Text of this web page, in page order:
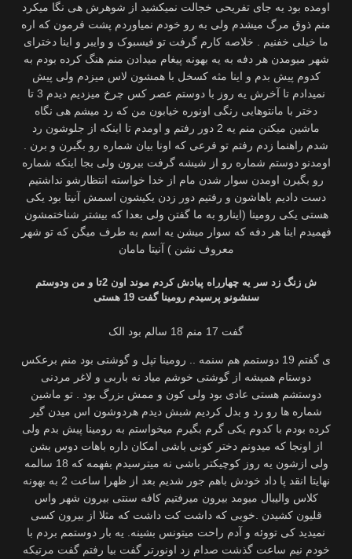
اومده بود یه جای تفریحی خجالت نمیکشید از شوهرش هی نگا میکرد
منم ذوق مرگ میشدم ولی به رو خودم نمیاوردم پشت فرمون که اره
ما خیلی خفنیم . خلاصه کارم گرفت تو فیسبوک و وایبر و اینا دخترای
شهر میومدن هر دفه به یه بهونه پیغام میدادن منم هنگ کرده بودم به
کدوم پیش بدم و اینا مثه کسخل با همشون لاس میزدم ولی پیش
نمیدادم تا آخرش یه روز با دوستم عصر کس چرخ میزدیم دیدم 3 تا
دختر با مانتوهایی رنگی اونوره خیابون من که رد میشم هی نگاه
ماشین میکنن منم یه 2 دور رفتم و اومدم تا اینکه از جلوشون رد
شدم راهنما زدم رفتم تو فرعی که اونا بیان شماره رو بگیرن و برن .
اومدنو دوستم شماره رو از شیشه گرفت بیرون ولی بجا اینکه شماره
رو بگیرن اومدن سوار شدن مام از خدا خواسته انتظارشو نداشتیم
دست دادیم باهاشون و رفتیم دور زدن یکیشون اسمش آنیتا بود یکی
هستی یکی رومینا (اینارو به ما گفتن ولی بعدا که بیشتر شناختمشون
فهمیدم اینا هر دفه که سوار میشن یه اسم به طرف میگن که تو شهر
معروف نشن ) آنیتا مامان
ش زنگ زد سر یه چهارراه پیادش کردم موند اون 2تا و من ودوستم
سنشونو پرسیدم رومینا گفت 19 هستی
گفت 17 منم 18 سالم بود الک
ی گفتم 19 دوستمم هم سنمه .. رومینا تپل و گوشتی بود منم برعکس
دوستام همیشه از گوشتی خوشم میاد نه باربی و لاغر مردنی
دوستشم هستی عادی بود ولی کون و ممش بزرگ بود . تو ماشین
شماره ها رو رد و بدل کردیم شبش دیدم هردوشون اس میدن گیر
کرده بودم با کدوم یکی گرم بگیرم میخواستم به رومینا پیش بدم ولی
از اونجا که میدونم دختر کونی باشی امکان داره باهات دوس بشن
ولی ازشون یه روز کوچیکتر باشی نه میترسیدم بفهمه که 18 سالمه
نهایتا انقد پا داد خودش باهم جور شدیم بعد از ظهرا ساعت 2 به بهونه
کلاس والیبال میومد بیرون میرفتیم کافه سنتی بیرون شهر واس
قلیون کشیدن .خوبی که داشت کت داشت که مثلا از بیرون کسی
نمیدید کی تووئه و آدم راحت میتونس بشینه. یه بار دوستمم بردم با
خودم نیم ساعت گذشت صدام زد اونورتر گفت بیا رفتم گفت مرتیکه